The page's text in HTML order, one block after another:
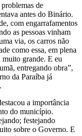
de
antes do Binário.
com engarrafamentos
as pessoas vinham
via, os carros não
como essa, em plena
grande. E eu
entregando obra”,
da Paraíba já
a importância
do município.
festejando
sobre o Governo. E